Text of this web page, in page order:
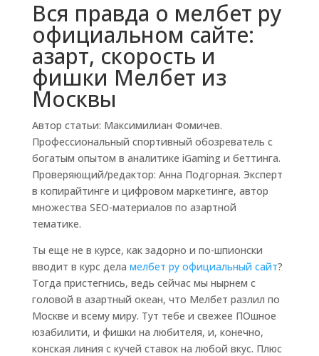
Вся правда о мелбет ру
официальном сайте:
азарт, скорость и
фишки Мелбет из
Москвы
Автор статьи: Максимилиан Фомичев.
Профессиональный спортивный обозреватель с
богатым опытом в аналитике iGaming и беттинга.
Проверяющий/редактор: Анна Подгорная. Эксперт
в копирайтинге и цифровом маркетинге, автор
множества SEO-материалов по азартной
тематике.
Ты еще не в курсе, как задорно и по-шпионски
вводит в курс дела мелбет ру официальный сайт?
Тогда пристегнись, ведь сейчас мы нырнем с
головой в азартный океан, что Мелбет разлил по
Москве и всему миру. Тут тебе и свежее ПОшное
юзабилити, и фишки на любителя, и, конечно,
конская линия с кучей ставок на любой вкус. Плюс